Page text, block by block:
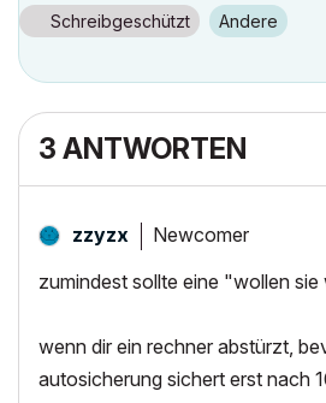
Schreibgeschützt Andere
3 ANTWORTEN
zzyzx Newcomer
zumindest sollte eine "wollen
wenn dir ein rechner abstürzt,
autosicherung sichert erst nach